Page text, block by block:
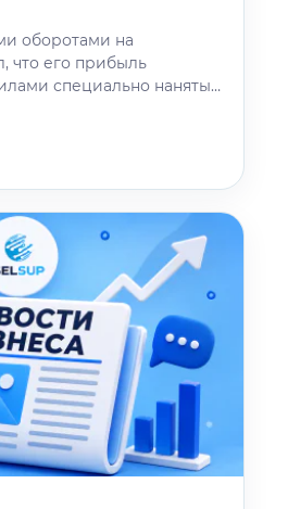
оборотами на
что его прибыль
специально нанятых